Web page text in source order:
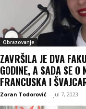
Obrazovanje
ZAVRŠILA JE DVA
GODINE, A SADA SE O
FRANCUSKA I
Zoran Todorović - jul 7, 2023